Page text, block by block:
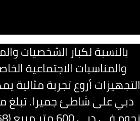
بالنسبة لكبار الشخصيات
والمناسبات الاجتماعية
التجهيزات أروع تجربة
دبي على شاطئ جميرا‬. تبلغ